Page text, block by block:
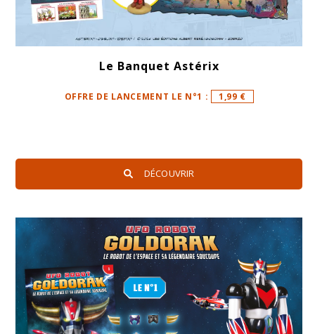
Le Banquet Astérix
OFFRE DE LANCEMENT LE N°1 : 1,99 €
DÉCOUVRIR